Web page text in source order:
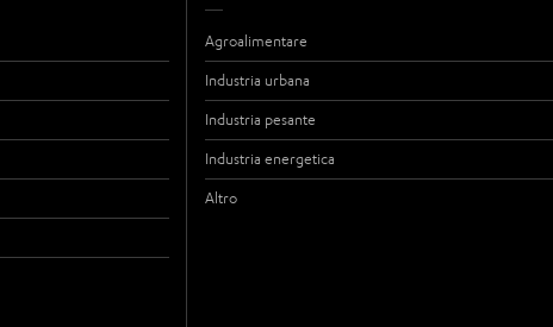
Agroalimentare
Industria urbana
Industria pesante
Industria energetica
Altro